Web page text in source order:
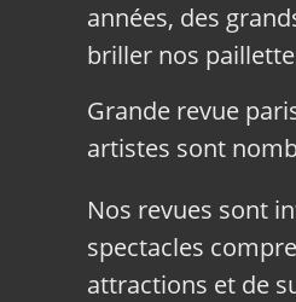
années, des
briller nos
Grande revue
artistes sont
Nos revues sont
spectacles
attractions et de